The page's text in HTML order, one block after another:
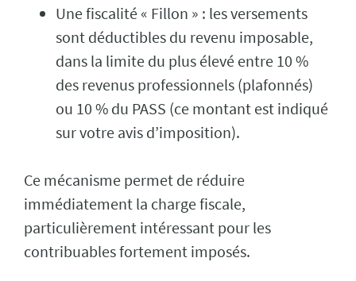
Une fiscalité « Fillon » : les versements
sont déductibles du revenu imposable,
dans la limite du plus élevé entre 10 %
des revenus professionnels (plafonnés)
ou 10 % du PASS (ce montant est indiqué
sur votre avis d’imposition).
Ce mécanisme permet de réduire
immédiatement la charge fiscale,
particulièrement intéressant pour les
contribuables fortement imposés.